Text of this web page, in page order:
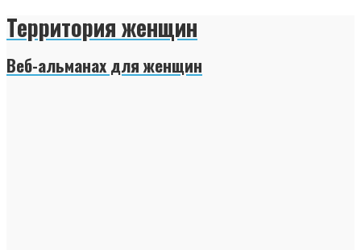
Территория женщин
Веб-альманах для женщин